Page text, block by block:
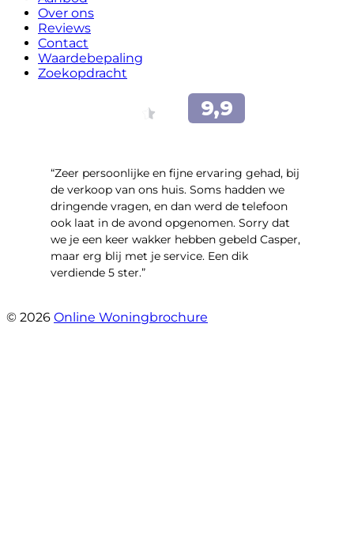
Over ons
Reviews
Contact
Waardebepaling
Zoekopdracht
“Zeer persoonlijke en fijne ervaring gehad, bij
de verkoop van ons huis. Soms hadden we
dringende vragen, en dan werd de telefoon
ook laat in de avond opgenomen. Sorry dat
we je een keer wakker hebben gebeld Casper,
maar erg blij met je service. Een dik
verdiende 5 ster.”
© 2026 Online Woningbrochure